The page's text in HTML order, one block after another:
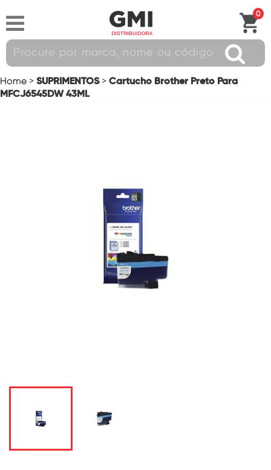
0
Home > SUPRIMENTOS > Cartucho Brother Preto Para
MFCJ6545DW 43ML